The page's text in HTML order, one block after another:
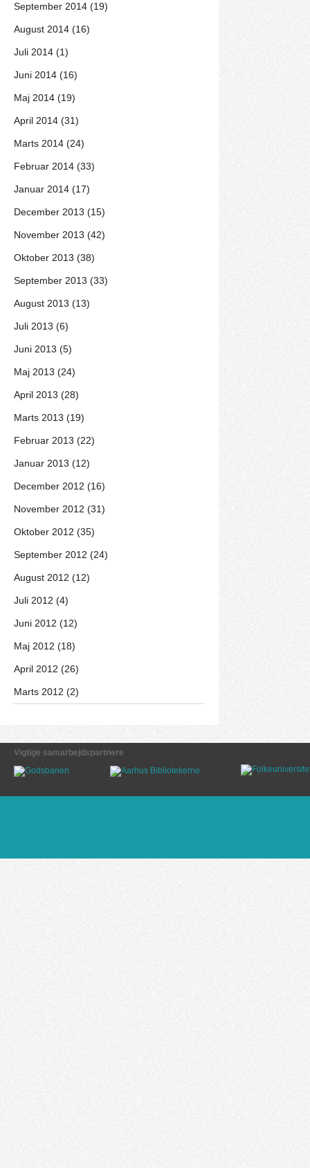
September 2014 (19)
August 2014 (16)
Juli 2014 (1)
Juni 2014 (16)
Maj 2014 (19)
April 2014 (31)
Marts 2014 (24)
Februar 2014 (33)
Januar 2014 (17)
December 2013 (15)
November 2013 (42)
Oktober 2013 (38)
September 2013 (33)
August 2013 (13)
Juli 2013 (6)
Juni 2013 (5)
Maj 2013 (24)
April 2013 (28)
Marts 2013 (19)
Februar 2013 (22)
Januar 2013 (12)
December 2012 (16)
November 2012 (31)
Oktober 2012 (35)
September 2012 (24)
August 2012 (12)
Juli 2012 (4)
Juni 2012 (12)
Maj 2012 (18)
April 2012 (26)
Marts 2012 (2)
Vigtige samarbejdspartnere